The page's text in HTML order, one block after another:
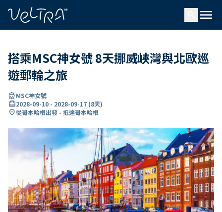
menu
搭乘MSC神女號 8天挪威峽灣與北歐巡
遊郵輪之旅
directions_boatMSC神女號
card_travel2028-09-10 - 2028-09-17 (8天)
location_on從哥本哈根出發 - 抵達哥本哈根